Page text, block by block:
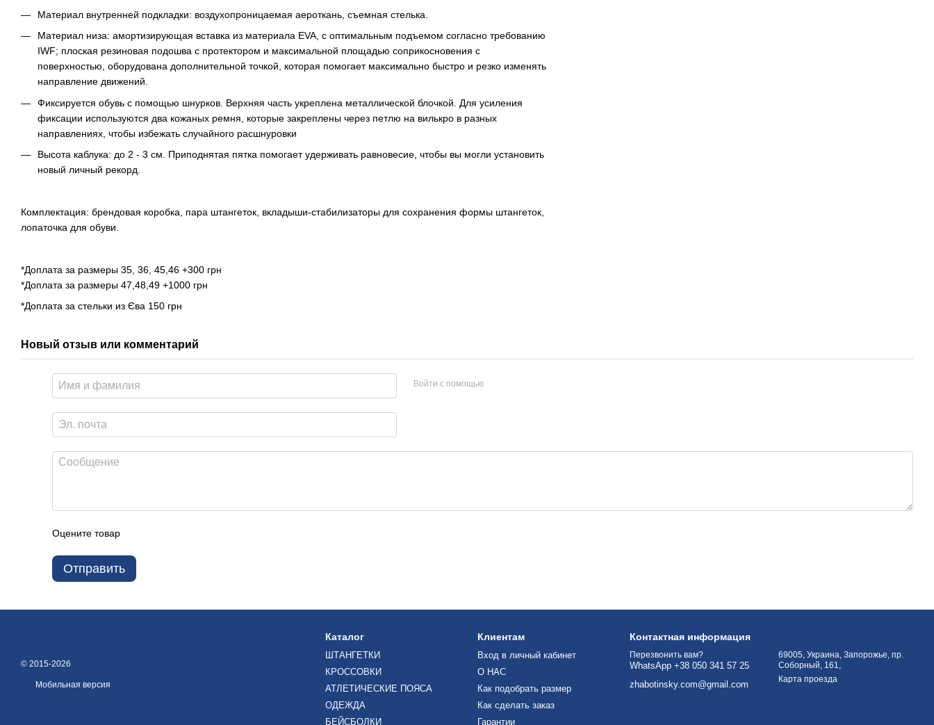
Материал внутренней подкладки: воздухопроницаемая аероткань, съемная стелька.
Материал низа: амортизирующая вставка из материала EVA, с оптимальным подъемом согласно требованию
IWF; плоская резиновая подошва с протектором и максимальной площадью соприкосновения с
поверхностью, оборудована дополнительной точкой, которая помогает максимально быстро и резко изменять
направление движений.
Фиксируется обувь с помощью шнурков. Верхняя часть укреплена металлической блочкой. Для усиления
фиксации используются два кожаных ремня, которые закреплены через петлю на вилькро в разных
направлениях, чтобы избежать случайного расшнуровки
Высота каблука: до 2 - 3 см. Приподнятая пятка помогает удерживать равновесие, чтобы вы могли установить
новый личный рекорд.
Комплектация: брендовая коробка, пара штангеток, вкладыши-стабилизаторы для сохранения формы штангеток,
лопаточка для обуви.
*Доплата за размеры 35, 36, 45,46 +300 грн
*Доплата за размеры 47,48,49 +1000 грн
*Доплата за стельки из Єва 150 грн
Новый отзыв или комментарий
Войти с помощью
Оцените товар
Отправить
© 2015-2026
Мобильная версия
Каталог
ШТАНГЕТКИ
КРОССОВКИ
АТЛЕТИЧЕСКИЕ ПОЯСА
ОДЕЖДА
БЕЙСБОЛКИ
Клиентам
Вход в личный кабинет
О НАС
Как подобрать размер
Как сделать заказ
Гарантии
Контактная информация
Перезвонить вам?
WhatsApp +38 050 341 57 25
zhabotinsky.com@gmail.com
69005, Украина, Запорожье, пр.
Соборный, 161,
Карта проезда